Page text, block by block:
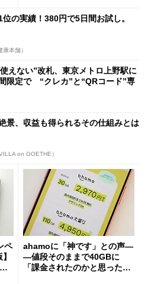
位の実績！380円で5日間お試し。
本舗）
えない”改札、東京メトロ上野駅に
限定で “クレカ”と“QRコード”専
景、収益も得られるその仕組みとは
on GOETHE）
ペ
ahamoに「神です」との声―
―値段そのままで40GBに
「課金されたのかと思った」